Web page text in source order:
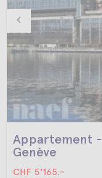
Appartement -
Genève
CHF 5'165.-